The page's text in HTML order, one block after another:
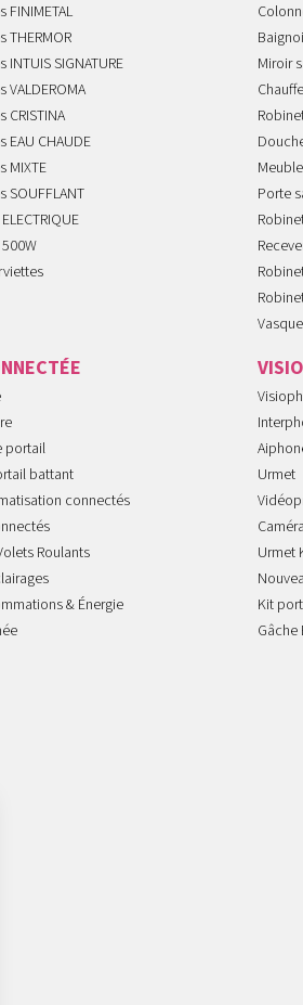
THERMOR
SIGNATURE
EAU CHAUDE
MIXTE
SOUFFLANT
Miroir
Porte
Vasque
portail
battant
connectés
Roulants
& Énergie
Urmet
Urmet
Kit
Gâche